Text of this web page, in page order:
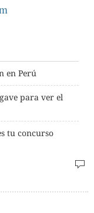
en Perú
para ver el
tu concurso